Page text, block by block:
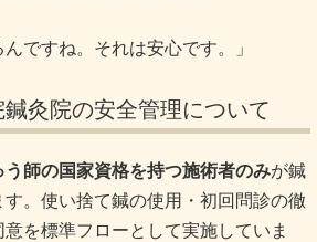
んですね。それは安心です。」
灸院の安全管理について
う師の国家資格を持つ施術者のみが鍼
。使い捨て鍼の使用・初回問診の徹
を標準フローとして実施していま